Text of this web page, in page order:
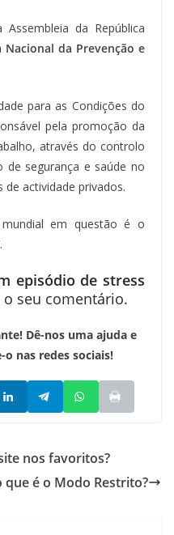
da República
Nacional da Prevenção e
para as Condições do
pela promoção da
através do controlo
de segurança e saúde no
actividade privados.
em questão é o
episódio de stress
o seu comentário.
Dê-nos uma ajuda e
nas redes sociais!
nos favoritos?
que é o Modo Restrito?